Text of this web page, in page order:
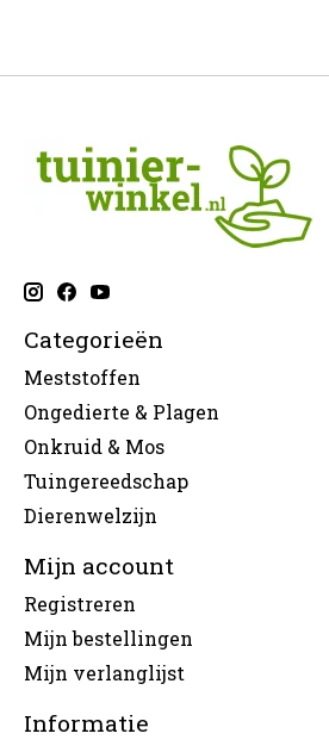
Categorieën
Meststoffen
Ongedierte & Plagen
Onkruid & Mos
Tuingereedschap
Dierenwelzijn
Mijn account
Registreren
Mijn bestellingen
Mijn verlanglijst
Informatie